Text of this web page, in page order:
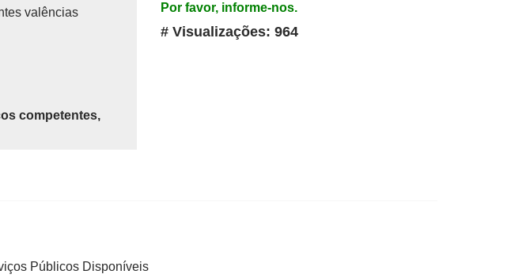
valências
competentes,
Por favor, informe-nos.
# Visualizações: 964
Públicos Disponíveis